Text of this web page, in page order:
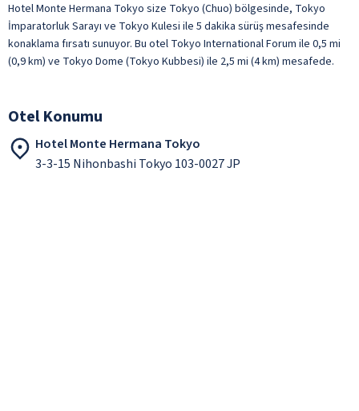
Hotel Monte Hermana Tokyo size Tokyo (Chuo) bölgesinde, Tokyo
İmparatorluk Sarayı ve Tokyo Kulesi ile 5 dakika sürüş mesafesinde
konaklama fırsatı sunuyor. Bu otel Tokyo International Forum ile 0,5 mi
(0,9 km) ve Tokyo Dome (Tokyo Kubbesi) ile 2,5 mi (4 km) mesafede.
Otel Konumu
Hotel Monte Hermana Tokyo
3-3-15 Nihonbashi Tokyo 103-0027 JP